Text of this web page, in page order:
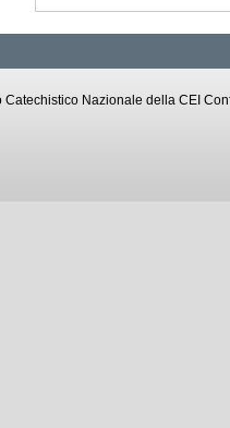
Catechistico Nazionale della CEI